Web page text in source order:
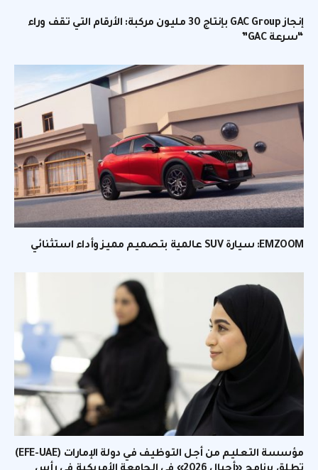
إنجاز GAC Group بإنتاج 30 مليون مركبة: الأرقام التي تقف وراء
“سرعة GAC”
EMZOOM: سيارة SUV عالمية بتصميم مميز وأداء استثنائي
مؤسسة التعليم من أجل التوظيف في دولة الإمارات (EFE-UAE)